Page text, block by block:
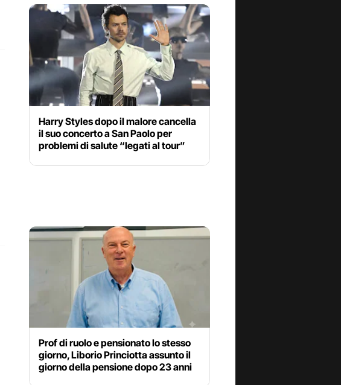
Harry Styles dopo il malore cancella
il suo concerto a San Paolo per
problemi di salute “legati al tour”
Prof di ruolo e pensionato lo stesso
giorno, Liborio Princiotta assunto il
giorno della pensione dopo 23 anni